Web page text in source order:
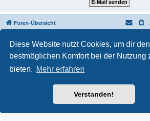
Diese Website nutzt Cookies, um dir den
bestmöglichen Komfort bei der Nutzung
bieten. Mehr erfahren
Verstanden!
Foren-Übersicht
Powered by phpBB
® Forum Software ©
Deutsche Übersetzung durch
Datenschutz|